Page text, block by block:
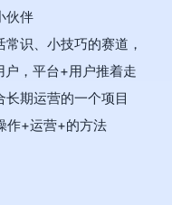
伙伴
识、小技巧的赛道，
，平台+用户推着走
期运营的一个项目
作+运营+的方法